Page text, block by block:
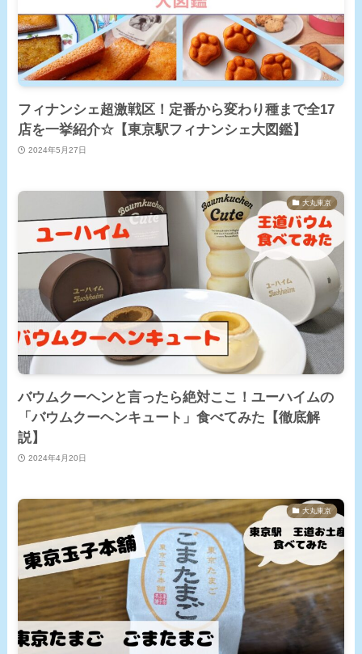
フィナンシェ超激戦区！定番から変わり種まで全17
店を一挙紹介☆【東京駅フィナンシェ大図鑑】
2024年5月27日
大丸東京
バウムクーヘンと言ったら絶対ここ！ユーハイムの
「バウムクーヘンキュート」食べてみた【徹底解
説】
2024年4月20日
大丸東京